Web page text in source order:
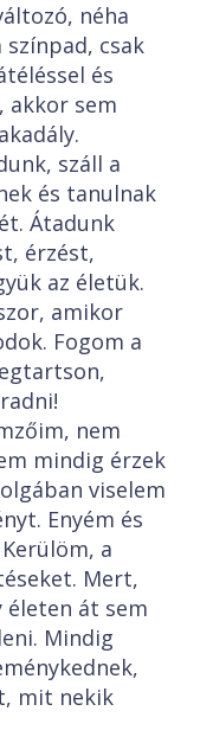
néha
színpad, csak
és
akkor sem
száll a
és tanulnak
Átadunk
érzést,
az életük.
amikor
Fogom a
nem
mindig érzek
viselem
Enyém és
a
Mert,
életen át sem
Mindig
mit nekik